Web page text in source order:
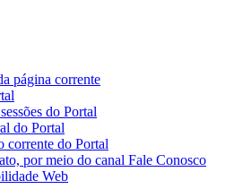
página corrente
do Portal
do Portal
corrente do Portal
por meio do canal Fale Conosco
Web